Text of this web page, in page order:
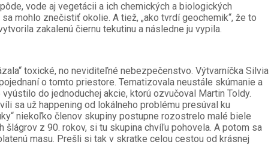
vode aj vegetácii a ich chemických a biologických
mohlo znečistiť okolie. A tiež, „ako tvrdí geochemik“, že to
zakalenú čiernu tekutinu a následne ju vypila.
toxické, no neviditeľné nebezpečenstvo. Výtvarníčka Silvia
o tomto priestore. Tematizovala neustále skúmanie a
do jednoduchej akcie, ktorú ozvučoval Martin Toldy.
sa už happening od lokálneho problému presúval ku
niekoľko členov skupiny postupne rozostrelo malé biele
z 90. rokov, si tu skupina chvíľu pohovela. A potom sa
masu. Prešli si tak v skratke celou cestou od krásnej